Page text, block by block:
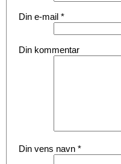
Din e-mail *
Din kommentar
Din vens navn *